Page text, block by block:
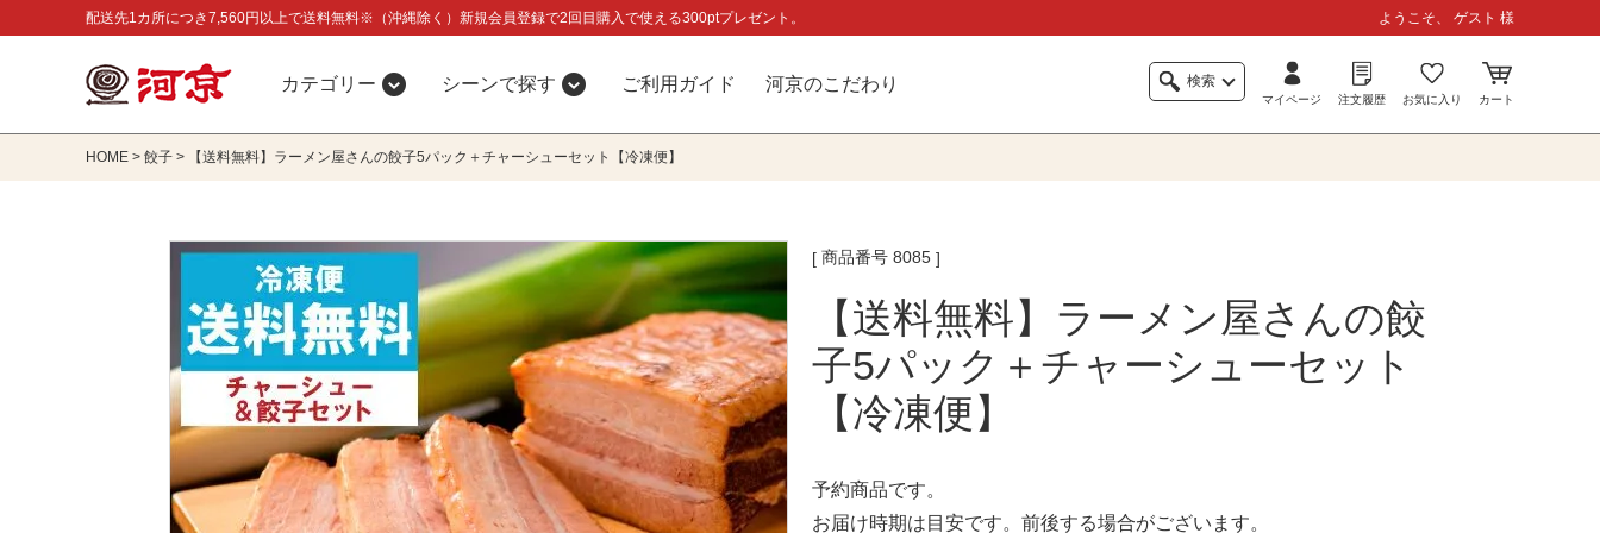
配送先1カ所につき7,560円以上で送料無料※（沖縄除く）新規会員登録で2回目購入で使える300ptプレゼント。 ようこそ、 ゲスト 様
カテゴリー シーンで探す ご利用ガイド 河京のこだわり 検索
マイページ 注文履歴 お気に入り カート
HOME 餃子 【送料無料】ラーメン屋さんの餃子5パック＋チャーシューセット【冷凍便】
商品番号 8085
【送料無料】ラーメン屋さんの餃
子5パック＋チャーシューセット
【冷凍便】
予約商品です。
お届け時期は目安です。前後する場合がございます。